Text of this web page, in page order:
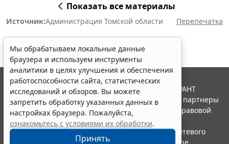
Показать все материалы
Источник:Администрация Томской области Перепечатка
Мы обрабатываем локальные данные
браузера и используем инструменты
аналитики в целях улучшения и обеспечения
работоспособности сайта, статистических
исследований и обзоров. Вы можете
запретить обработку указанных данных в
настройках браузера. Пожалуйста,
ознакомьтесь с условиями их обработки.
Принять
© ООО "НПП "ГАРАНТ-СЕРВИС", 2026. Система ГАРАНТ
выпускается с 1990 года. Компания "Гарант" и ее партнеры
являются участниками Российской ассоциации правовой
информации ГАРАНТ.
Портал ГАРАНТ.РУ зарегистрирован в качестве сетевого